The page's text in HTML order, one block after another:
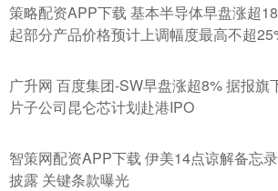
策略配资APP下载 基本半导体早盘涨超
起部分产品价格预计上调幅度最高不超
广升网 百度集团-SW早盘涨超8% 据报旗
片子公司昆仑芯计划赴港IPO
智策网配资APP下载 伊美14点谅解备忘
披露 关键条款曝光